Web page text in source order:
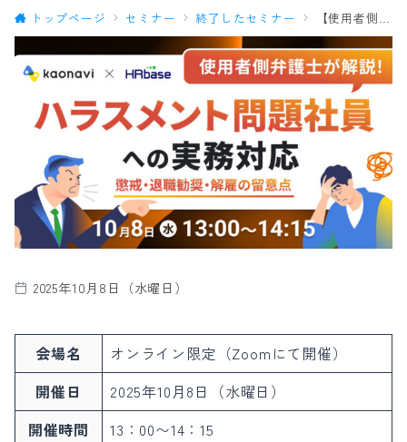
トップページ セミナー 終了したセミナー 【使用者側弁護士が解説！】ハラスメント問題社員への実務対応 ～懲戒・退職勧奨・解雇の留意点～
2025年10月8日（水曜日）
会場名
オンライン限定（Zoomにて開催）
開催日
2025年10月8日（水曜日）
開催時間
13：00〜14：15